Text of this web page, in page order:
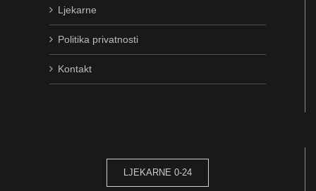
Ljekarne
Politika privatnosti
Kontakt
LJEKARNE 0-24